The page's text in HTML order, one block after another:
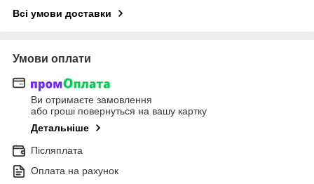
Всі умови доставки
Умови оплати
Ви отримаєте замовлення
або гроші повернуться на вашу картку
Детальніше
Післяплата
Оплата на рахунок